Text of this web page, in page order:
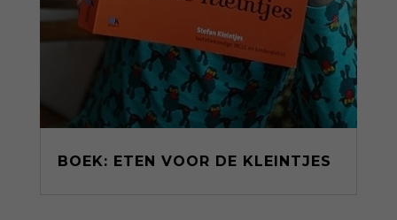
BOEK: ETEN VOOR DE KLEINTJES